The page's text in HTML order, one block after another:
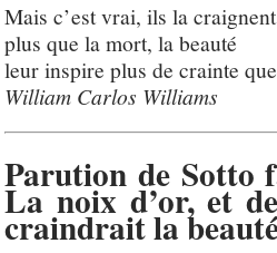
Mais c’est vrai, ils la craignent
plus que la mort, la beauté
leur inspire plus de crainte
William Carlos Williams
Parution de Sotto
La noix d’or, et
craindrait la